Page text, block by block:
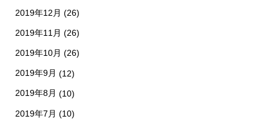
2019年12月 (26)
2019年11月 (26)
2019年10月 (26)
2019年9月 (12)
2019年8月 (10)
2019年7月 (10)